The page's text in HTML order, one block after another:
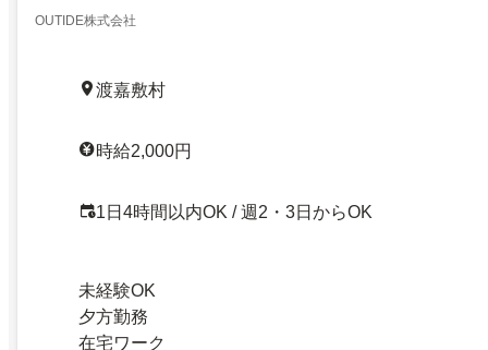
OUTIDE株式会社
渡嘉敷村
時給2,000円
1日4時間以内OK / 週2・3日からOK
未経験OK
夕方勤務
在宅ワーク